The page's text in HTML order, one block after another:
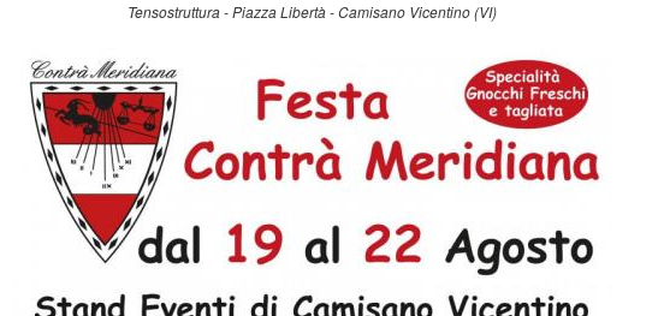
Tensostruttura - Piazza Libertà - Camisano Vicentino (VI)